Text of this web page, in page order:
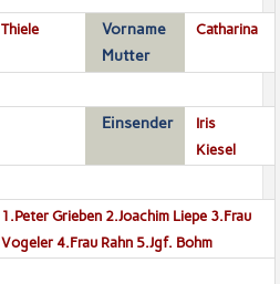
Thiele
Vorname
Mutter
Catharina
Einsender
Iris
Kiesel
1.Peter Grieben 2.Joachim Liepe 3.Frau
Vogeler 4.Frau Rahn 5.Jgf. Bohm